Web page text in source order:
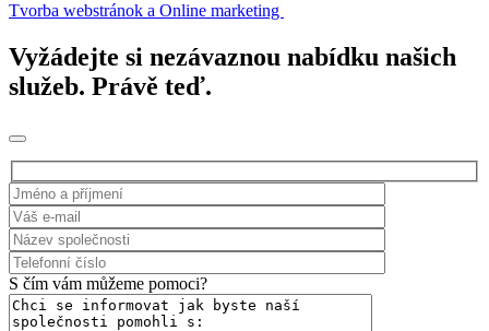
Tvorba webstránok a Online marketing
Vyžádejte si nezávaznou nabídku našich
služeb. Právě teď.
S čím vám můžeme pomoci?